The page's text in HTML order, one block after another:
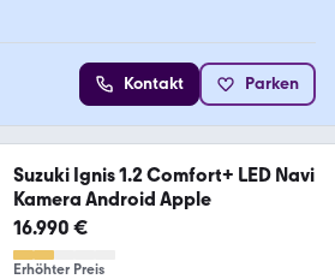
Kontakt Parken
Suzuki Ignis 1.2 Comfort+ LED Navi
Kamera Android Apple
16.990 €
Erhöhter Preis